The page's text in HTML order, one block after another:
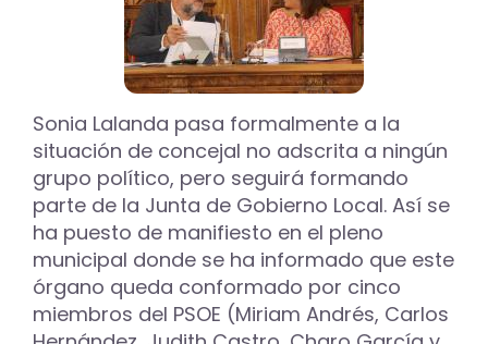
permitirá
puedan
construir
en
un
futuro
152
viviendas
protegidas
Sonia Lalanda pasa formalmente a la
situación de concejal no adscrita a ningún
grupo político, pero seguirá formando
parte de la Junta de Gobierno Local. Así se
ha puesto de manifiesto en el pleno
municipal donde se ha informado que este
órgano queda conformado por cinco
miembros del PSOE (Miriam Andrés, Carlos